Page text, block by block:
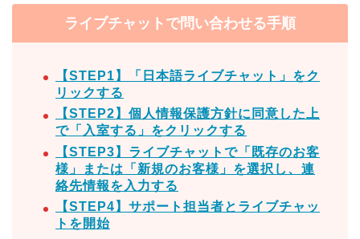
ライブチャットで問い合わせる手順
【STEP1】「日本語ライブチャット」をク
リックする
【STEP2】個人情報保護方針に同意した上
で「入室する」をクリックする
【STEP3】ライブチャットで「既存のお客
様」または「新規のお客様」を選択し、連
絡先情報を入力する
【STEP4】サポート担当者とライブチャッ
トを開始